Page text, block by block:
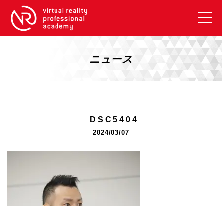
VRアカデミーとは
【2026年10月】ARエキスパートコース
《リスキリング補助金コース》
リスキリング補助金対象コース説明
ニュース
_DSC5404
2024/03/07